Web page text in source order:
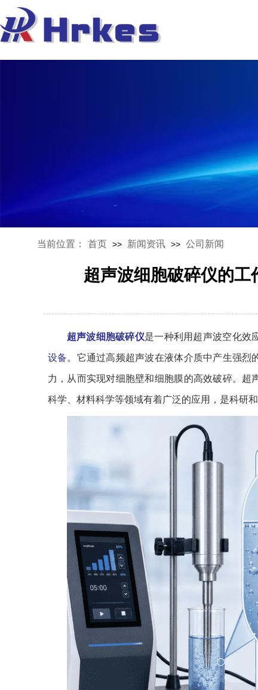
当前位置： 首页 >> 新闻资讯 >> 公司新闻
超声波细胞破碎仪的
超声波细胞破碎仪是一种利用超声波空化效
设备。它通过高频超声波在液体介质中产生强烈
力，从而实现对细胞壁和细胞膜的高效破碎。
科学、材料科学等领域有着广泛的应用，是科研